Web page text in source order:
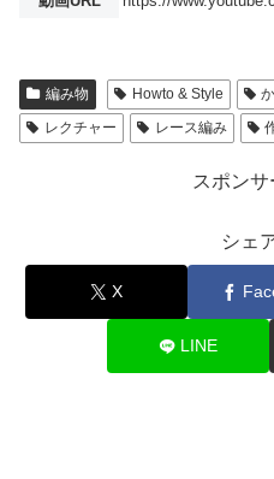
編み物 Howto & Style
レクチャー
レース編み
スポンサ
シェ
X
LINE